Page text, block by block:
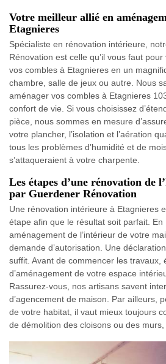
Votre meilleur allié en
Etagnieres
Spécialiste en rénovation intérieure,
Rénovation est celle qu’il vous faut
vos combles à Etagnieres en un
chambre, salle de jeux ou autre. Nous
aménager vos combles à Etagnieres
confort de vie. Si vous choisissez
pièce, nous sommes en mesure
votre plancher, l’isolation et l’aération
tous les problèmes d’humidité et de
s’attaqueraient à votre charpente.
Les étapes d’une rénovation de
par Guerdener Rénovation
Une rénovation intérieure à Etagnieres
étape afin que le résultat soit parfait. En
aménagement de l’intérieur de votre
demande d’autorisation. Une
suffit. Avant de commencer les travaux,
d’aménagement de votre espace
Rassurez-vous, nos artisans savent
d’agencement de maison. Par ailleurs,
de votre habitat, il vaut mieux toujours
de démolition des cloisons ou des murs,